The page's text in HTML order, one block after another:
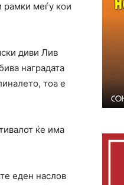
рамки меѓу кои
диви Лив
наградата
тоа е
ќе има
еден наслов